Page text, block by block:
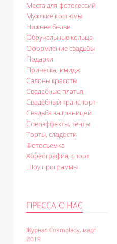
Места для фотосессий
Мужские костюмы
Нижнее белье
Обручальные кольца
Оформление свадьбы
Подарки
Прическа, имидж
Салоны красоты
Свадебные платья
Свадебный транспорт
Свадьба за границей
Спецэффекты, тенты
Торты, сладости
Фотосъемка
Хореография, спорт
Шоу программы
ПРЕССА О НАС
Журнал Cosmolady, март
2019